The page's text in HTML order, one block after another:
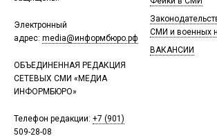
Электронный
адрес: media@информбюро.рф
ОБЪЕДИНЕННАЯ РЕДАКЦИЯ
СЕТЕВЫХ СМИ «МЕДИА
ИНФОРМБЮРО»
Телефон редакции: +7 (901)
509-28-08
СМИ и военных
ВАКАНСИИ